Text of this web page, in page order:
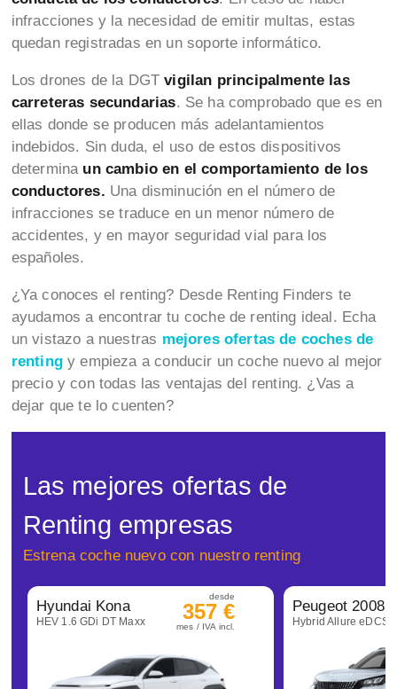
infracciones y la necesidad de emitir multas, estas
quedan registradas en un soporte informático.
Los drones de la DGTvigilan principalmente las
carreteras secundarias. Se ha comprobado que es en
ellas donde se producen más adelantamientos
indebidos. Sin duda, el uso de estos dispositivos
determina un cambio en el comportamiento de los
conductores. Una disminución en el número de
infracciones se traduce en un menor número de
accidentes, y en mayor seguridad vial para los
españoles.
¿Ya conoces el renting? Desde Renting Finders te
ayudamos a encontrar tu coche de renting ideal. Echa
un vistazo a nuestras mejores ofertas de coches de
rentingy empieza a conducir un coche nuevo al mejor
precio y con todas las ventajas del renting. ¿Vas a
dejar que te lo cuenten?
Las mejores ofertas de
Renting empresas
Estrena coche nuevo con nuestro renting
Hyundai Kona
HEV 1.6 GDi DT Maxx
desde
357 €
mes / IVA incl.
Peugeot 2008
Hybrid Allure eDCS6